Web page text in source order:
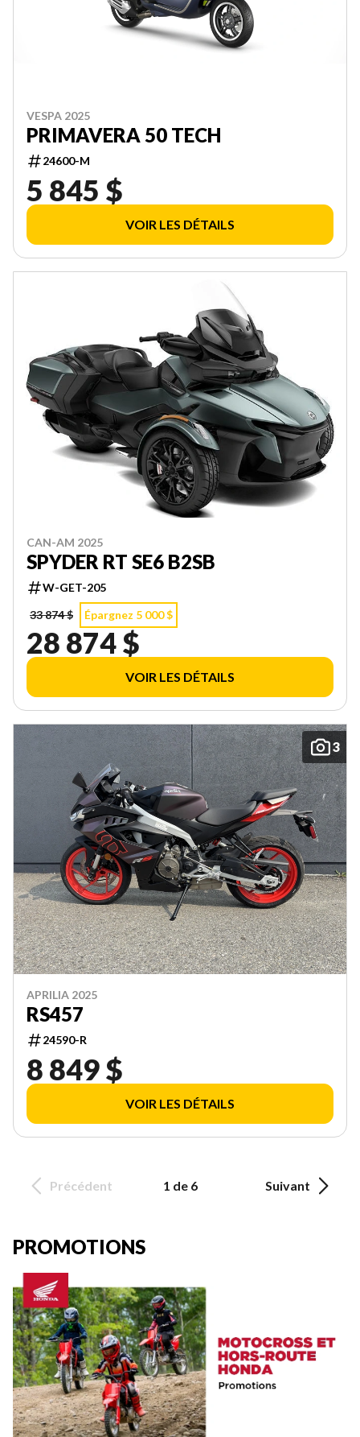
VESPA 2025
PRIMAVERA 50 TECH
24600-M
5 845 $
VOIR LES DÉTAILS
CAN-AM 2025
SPYDER RT SE6 B2SB
W-GET-205
33 874 $
Épargnez 5 000 $
28 874 $
VOIR LES DÉTAILS
3
APRILIA 2025
RS457
24590-R
8 849 $
VOIR LES DÉTAILS
Précédent 1 de 6 Suivant
PROMOTIONS